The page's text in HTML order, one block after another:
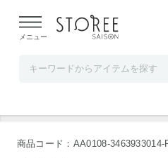
よる配送遅延が発生しておりま
メニュー
オムロン HV-F314 温熱
商品コード：AA0108-3463933014-